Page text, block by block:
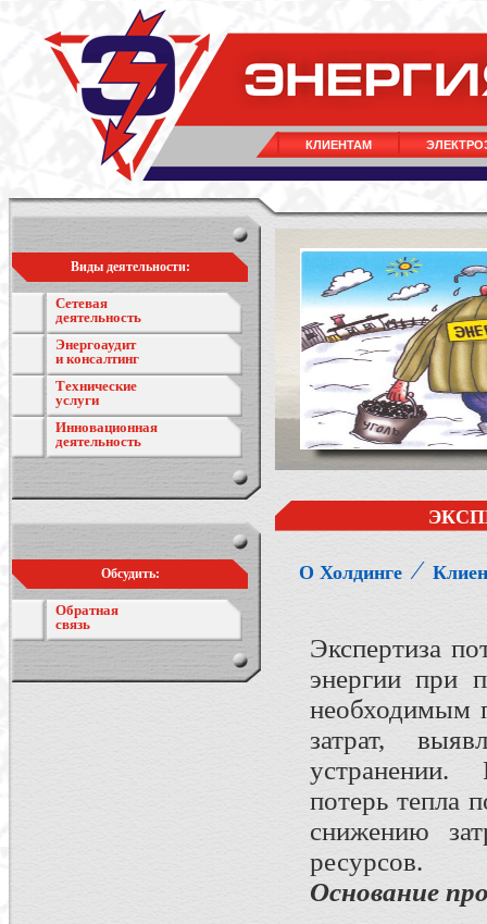
КЛИЕНТАМ
Виды деятельности:
Сетевая
деятельность
Энергоаудит
и консалтинг
Технические
услуги
Инновационная
деятельность
Обсудить:
Обратная
связь
О Холдинге ⁄
Экспертиза
энергии при
необходимым
затрат,
устранении.
потерь тепла
снижению
ресурсов.
Основание